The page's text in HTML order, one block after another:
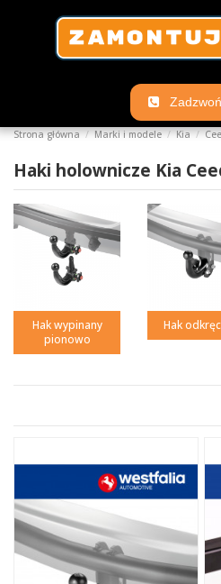
Strona główna Marki i modele Kia
Haki holownicze Kia
Hak wypinany
pionowo
Hak